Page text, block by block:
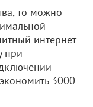
то можно
интернет
при
3000